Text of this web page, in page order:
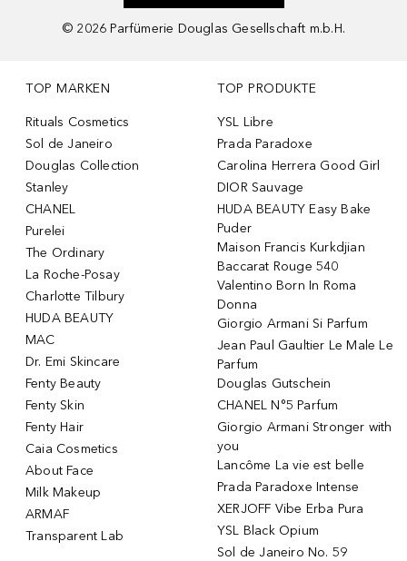
© 2026 Parfümerie Douglas Gesellschaft m.b.H.
TOP MARKEN
Rituals Cosmetics
Sol de Janeiro
Douglas Collection
Stanley
CHANEL
Purelei
The Ordinary
La Roche-Posay
Charlotte Tilbury
HUDA BEAUTY
MAC
Dr. Emi Skincare
Fenty Beauty
Fenty Skin
Fenty Hair
Caia Cosmetics
About Face
Milk Makeup
ARMAF
Transparent Lab
TOP PRODUKTE
YSL Libre
Prada Paradoxe
Carolina Herrera Good Girl
DIOR Sauvage
HUDA BEAUTY Easy Bake
Puder
Maison Francis Kurkdjian
Baccarat Rouge 540
Valentino Born In Roma
Donna
Giorgio Armani Si Parfum
Jean Paul Gaultier Le Male Le
Parfum
Douglas Gutschein
CHANEL N°5 Parfum
Giorgio Armani Stronger with
you
Lancôme La vie est belle
Prada Paradoxe Intense
XERJOFF Vibe Erba Pura
YSL Black Opium
Sol de Janeiro No. 59